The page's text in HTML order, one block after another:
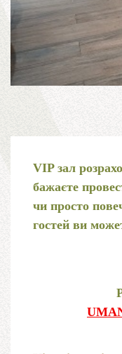
VIP зал
бажаєте
чи просто
гостей ви